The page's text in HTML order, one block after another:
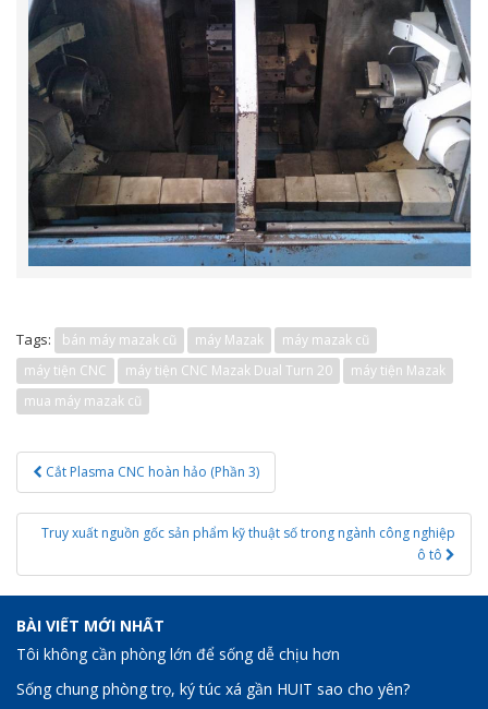
Tags: bán máy mazak cũ máy Mazak
máy mazak cũ
máy tiện CNC
máy tiện CNC Mazak Dual Turn 20
máy tiện Mazak
mua máy mazak cũ
Post
navigation
Cắt Plasma CNC hoàn hảo (Phần 3)
Truy xuất nguồn gốc sản phẩm kỹ thuật số trong ngành công nghiệp
ô tô
BÀI VIẾT MỚI NHẤT
Tôi không cần phòng lớn để sống dễ chịu hơn
Sống chung phòng trọ, ký túc xá gần HUIT sao cho yên?